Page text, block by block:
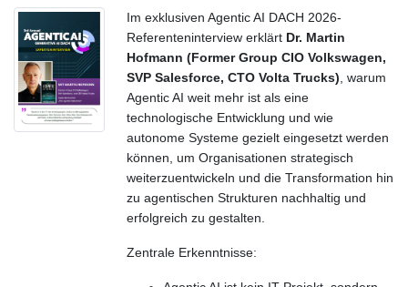
Im exklusiven Agentic AI DACH 2026-
Referenteninterview erklärt Dr. Martin
Hofmann (Former Group CIO Volkswagen,
SVP Salesforce, CTO Volta Trucks) warum
Agentic AI weit mehr ist als eine
technologische Entwicklung und wie
autonome Systeme gezielt eingesetzt werden
können, um Organisationen strategisch
weiterzuentwickeln und die Transformation hin
zu agentischen Strukturen nachhaltig und
erfolgreich zu gestalten.
Zentrale Erkenntnisse: